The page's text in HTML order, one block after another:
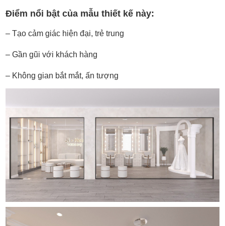
Điểm nổi bật của mẫu thiết kế này:
– Tạo cảm giác hiện đại, trẻ trung
– Gần gũi với khách hàng
– Không gian bắt mắt, ấn tượng